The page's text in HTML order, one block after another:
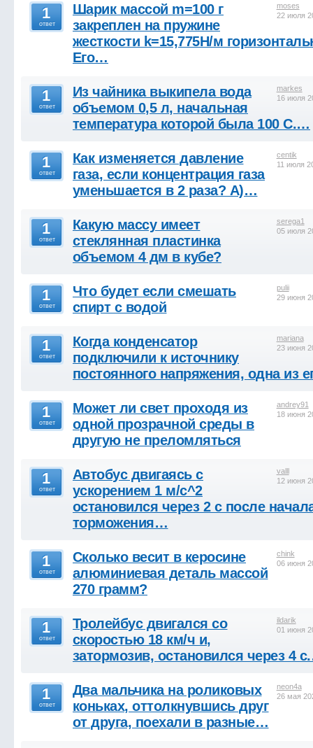
moses
22 июля
1
ответ
Шарик массой m=100 г
закреплен на пружине
жесткости k=15,775H/м
Его…
markes
16 июля
1
ответ
Из чайника выкипела вода
объемом 0,5 л, начальная
температура которой была 100 С.…
centik
11 июля
1
ответ
Как изменяется давление
газа, если концентрация газа
уменьшается в 2 раза? А)…
serega1
05 июля
1
ответ
Какую массу имеет
стеклянная пластинка
объемом 4 дм в кубе?
pulii
29 июня
1
ответ
Что будет если смешать
спирт с водой
mariana
23 июня
1
ответ
Когда конденсатор
подключили к источнику
постоянного напряжения, одна из
andrey91
18 июня
1
ответ
Может ли свет проходя из
одной прозрачной среды в
другую не преломляться
valll
12 июня
1
ответ
Автобус двигаясь с
ускорением 1 м/с^2
остановился через 2 с после
торможения…
chink
06 июня
1
ответ
Сколько весит в керосине
алюминиевая деталь массой
270 грамм?
ildarik
01 июня
1
ответ
Тролейбус двигался со
скоростью 18 км/ч и,
затормозив, остановился через 4
neon4a
26 мая
1
ответ
Два мальчика на роликовых
коньках, оттолкнувшись друг
от друга, поехали в разные…